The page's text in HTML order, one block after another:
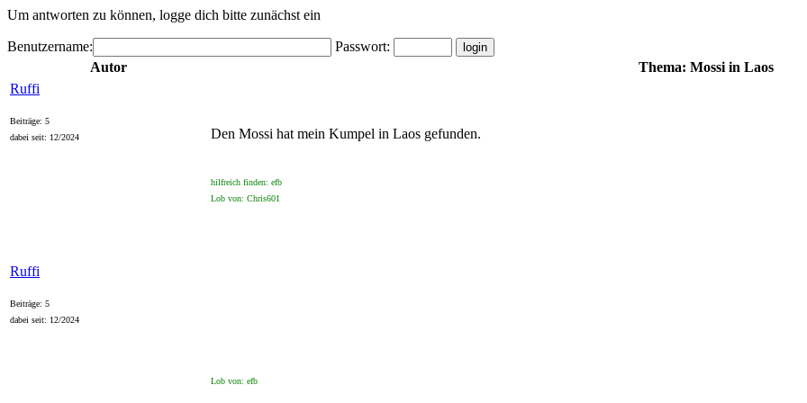
Um antworten zu können, logge dich bitte zunächst ein
Benutzername:
Passwort:
Autor
Thema: Mossi in Laos
Ruffi
Beiträge: 5
dabei seit: 12/2024
Den Mossi hat mein Kumpel in Laos gefunden.
hilfreich finden: efb
Lob von: Chris601
Ruffi
Beiträge: 5
dabei seit: 12/2024
Lob von: efb